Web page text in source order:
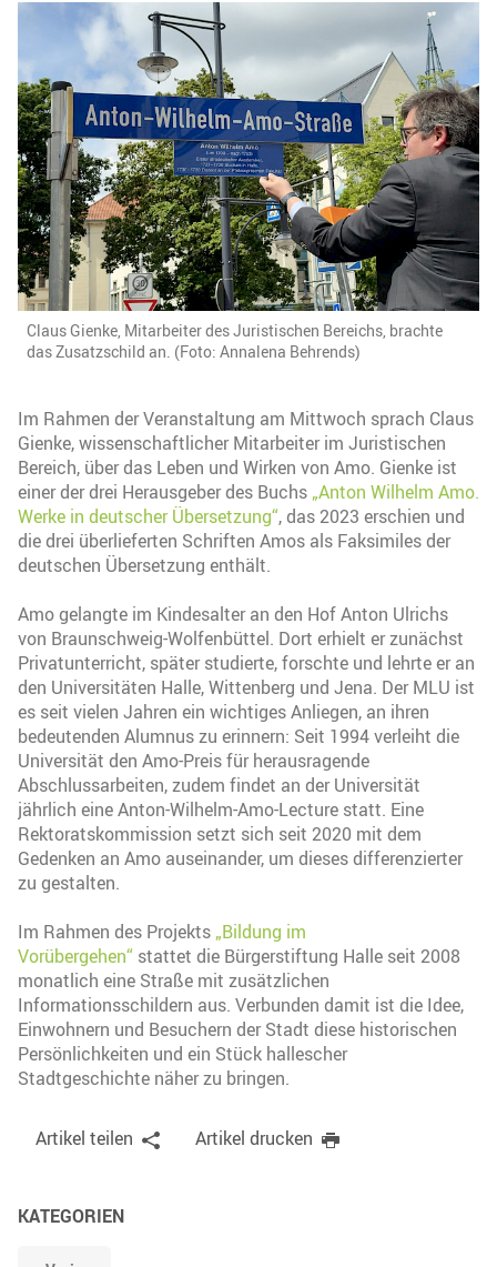
Claus Gienke, Mitarbeiter des Juristischen Bereichs, brachte
das Zusatzschild an. (Foto: Annalena Behrends)
Im Rahmen der Veranstaltung am Mittwoch sprach Claus
Gienke, wissenschaftlicher Mitarbeiter im Juristischen
Bereich, über das Leben und Wirken von Amo. Gienke ist
einer der drei Herausgeber des Buchs „Anton Wilhelm Amo.
Werke in deutscher Übersetzung“, das 2023 erschien und
die drei überlieferten Schriften Amos als Faksimiles der
deutschen Übersetzung enthält.
Amo gelangte im Kindesalter an den Hof Anton Ulrichs
von Braunschweig-Wolfenbüttel. Dort erhielt er zunächst
Privatunterricht, später studierte, forschte und lehrte er an
den Universitäten Halle, Wittenberg und Jena. Der MLU ist
es seit vielen Jahren ein wichtiges Anliegen, an ihren
bedeutenden Alumnus zu erinnern: Seit 1994 verleiht die
Universität den Amo-Preis für herausragende
Abschlussarbeiten, zudem findet an der Universität
jährlich eine Anton-Wilhelm-Amo-Lecture statt. Eine
Rektoratskommission setzt sich seit 2020 mit dem
Gedenken an Amo auseinander, um dieses differenzierter
zu gestalten.
Im Rahmen des Projekts „Bildung im
Vorübergehen“ stattet die Bürgerstiftung Halle seit 2008
monatlich eine Straße mit zusätzlichen
Informationsschildern aus. Verbunden damit ist die Idee,
Einwohnern und Besuchern der Stadt diese historischen
Persönlichkeiten und ein Stück hallescher
Stadtgeschichte näher zu bringen.
Artikel teilen Artikel drucken
KATEGORIEN